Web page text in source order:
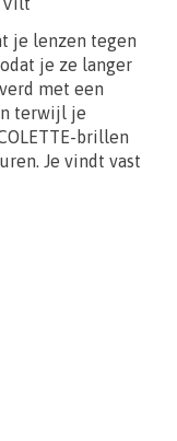
je lenzen tegen
je ze langer
met een
terwijl je
brillen
Je vindt vast